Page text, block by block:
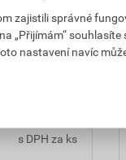
97,30 Kč
s DPH za ks
zajistili správné
„Přijímám“ souhlasíte
nastavení navíc